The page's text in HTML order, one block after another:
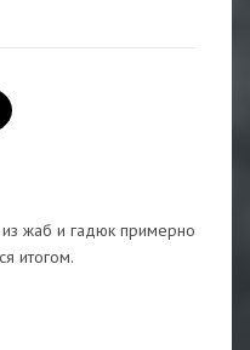
жаб и гадюк примерно
итогом.